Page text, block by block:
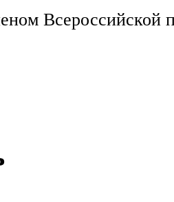
Всероссийской